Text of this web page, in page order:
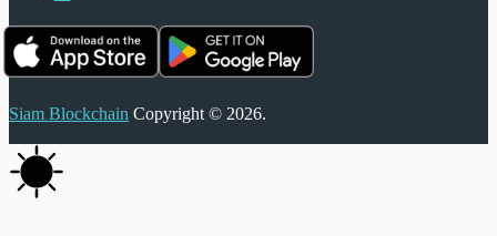
Siam Blockchain Copyright © 2026.